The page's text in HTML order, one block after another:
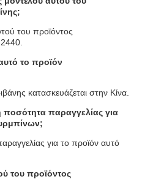
του προϊόντος
το προϊόν
κατασκευάζεται στην Κίνα.
ποσότητα παραγγελίας για
για το προϊόν αυτό
του προϊόντος